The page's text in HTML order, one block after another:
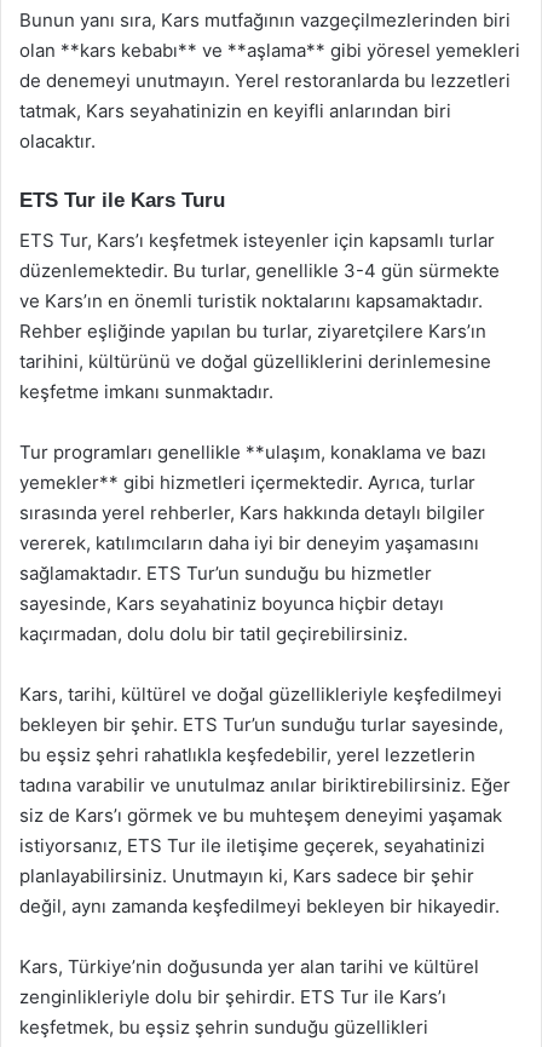
Bunun yanı sıra, Kars mutfağının vazgeçilmezlerinden biri
olan **kars kebabı** ve **aşlama** gibi yöresel yemekleri
de denemeyi unutmayın. Yerel restoranlarda bu lezzetleri
tatmak, Kars seyahatinizin en keyifli anlarından biri
olacaktır.
ETS Tur ile Kars Turu
ETS Tur, Kars’ı keşfetmek isteyenler için kapsamlı turlar
düzenlemektedir. Bu turlar, genellikle 3-4 gün sürmekte
ve Kars’ın en önemli turistik noktalarını kapsamaktadır.
Rehber eşliğinde yapılan bu turlar, ziyaretçilere Kars’ın
tarihini, kültürünü ve doğal güzelliklerini derinlemesine
keşfetme imkanı sunmaktadır.
Tur programları genellikle **ulaşım, konaklama ve bazı
yemekler** gibi hizmetleri içermektedir. Ayrıca, turlar
sırasında yerel rehberler, Kars hakkında detaylı bilgiler
vererek, katılımcıların daha iyi bir deneyim yaşamasını
sağlamaktadır. ETS Tur’un sunduğu bu hizmetler
sayesinde, Kars seyahatiniz boyunca hiçbir detayı
kaçırmadan, dolu dolu bir tatil geçirebilirsiniz.
Kars, tarihi, kültürel ve doğal güzellikleriyle keşfedilmeyi
bekleyen bir şehir. ETS Tur’un sunduğu turlar sayesinde,
bu eşsiz şehri rahatlıkla keşfedebilir, yerel lezzetlerin
tadına varabilir ve unutulmaz anılar biriktirebilirsiniz. Eğer
siz de Kars’ı görmek ve bu muhteşem deneyimi yaşamak
istiyorsanız, ETS Tur ile iletişime geçerek, seyahatinizi
planlayabilirsiniz. Unutmayın ki, Kars sadece bir şehir
değil, aynı zamanda keşfedilmeyi bekleyen bir hikayedir.
Kars, Türkiye’nin doğusunda yer alan tarihi ve kültürel
zenginlikleriyle dolu bir şehirdir. ETS Tur ile Kars’ı
keşfetmek, bu eşsiz şehrin sunduğu güzellikleri